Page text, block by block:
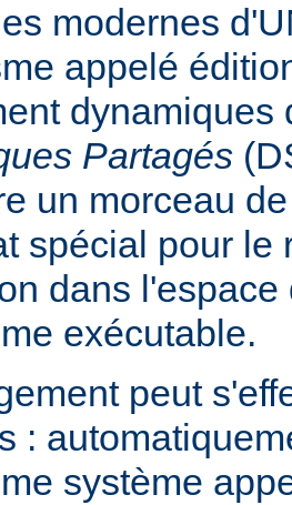
modernes
appelé
dynamiques
Partagés
un morceau
spécial pour le
dans
exécutable.
peut
:
système